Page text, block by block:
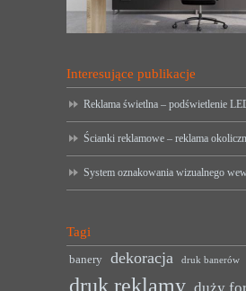
Interesujące publikacje
Reklama świetlna – podświetlenie
Ścianki reklamowe – reklama
System oznakowania wizualnego
Tagi
banery dekoracja druk banerów
druk reklamy